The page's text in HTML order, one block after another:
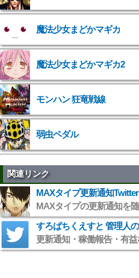
魔法少女まどかマギカ
魔法少女まどかマギカ2
モンハン 狂竜戦線
弱虫ペダル
関連リンク
MAXタイプ更新通知Twitter
MAXタイプの更新通知を
すろぱちくえすと 管理人
更新通知・稼働報告・有